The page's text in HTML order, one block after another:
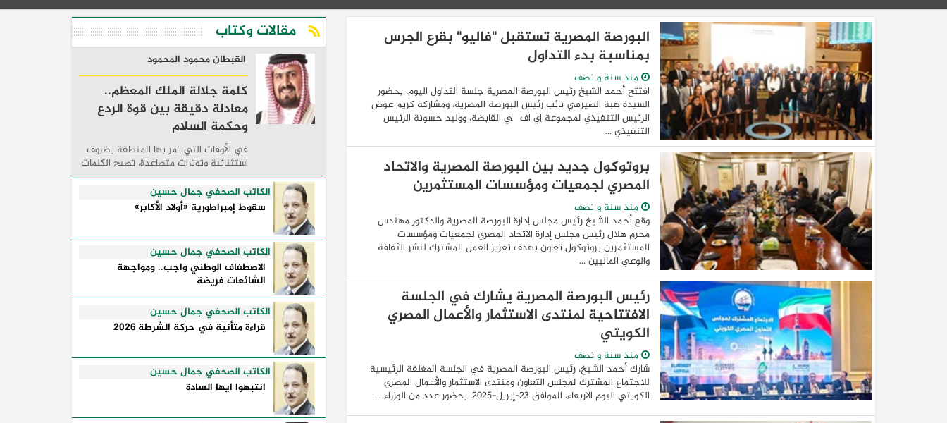
البورصة المصرية تستقبل "فاليو" بقرع الجرس
بمناسبة بدء التداول
منذ سنة و نصف
افتتح أحمد الشيخ رئيس البورصة المصرية جلسة التداول اليوم، بحضور
السيدة هبة الصيرفي نائب رئيس البورصة المصرية، ومشاركة كريم عوض
الرئيس التنفيذي لمجموعة إي اف چي القابضة، ووليد حسونة الرئيس
التنفيذي ...
بروتوكول جديد بين البورصة المصرية والاتحاد
المصري لجمعيات ومؤسسات المستثمرين
منذ سنة و نصف
وقع أحمد الشيخ رئيس مجلس إدارة البورصة المصرية والدكتور مهندس
محرم هلال رئيس مجلس إدارة الاتحاد المصري لجمعيات ومؤسسات
المستثمرين بروتوكول تعاون بهدف تعزيز العمل المشترك لنشر الثقافة
والوعي الماليين ...
رئيس البورصة المصرية يشارك في الجلسة
الافتتاحية لمنتدى الاستثمار والأعمال المصري
الكويتي
منذ سنة و نصف
شارك أحمد الشيخ، رئيس البورصة المصرية في الجلسة المغلقة الرئيسية
للاجتماع المشترك لمجلس التعاون ومنتدى الاستثمار والأعمال المصري
الكويتي اليوم الاربعاء، الموافق ٢٣-إبريل-٢٠٢٥، بحضور عدد من الوزراء ...
مقالات وكتاب
القبطان محمود المحمود
كلمة جلالة الملك المعظم..
معادلة دقيقة بين قوة الردع
وحكمة السلام
في الأوقات التي تمر بها المنطقة بظروف
استثنائية وتوترات متصاعدة، تصبح الكلمات
السياسية أكثر من مجرد مواقف معلنة؛ فهي
تكشف طريقة تفكير الدول، وكيفية إدارتها
للأزمات، والحدود التي تفصل بين القوة ...
الكاتب الصحفي جمال حسين
سقوط إمبراطورية «أولاد الأكابر»
الكاتب الصحفي جمال حسين
الاصطفاف الوطني واجب.. ومواجهة
الشائعات فريضة
الكاتب الصحفي جمال حسين
قراءة متأنية في حركة الشرطة 2026
الكاتب الصحفي جمال حسين
انتبهوا ايها السادة